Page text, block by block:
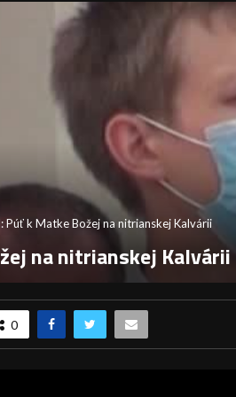
Púť k Matke Božej na nitrianskej Kalvárii
na nitrianskej Kalvárii
0